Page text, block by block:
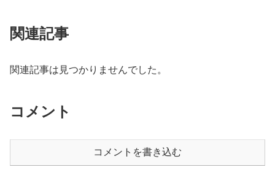
関連記事
関連記事は見つかりませんでした。
コメント
コメントを書き込む